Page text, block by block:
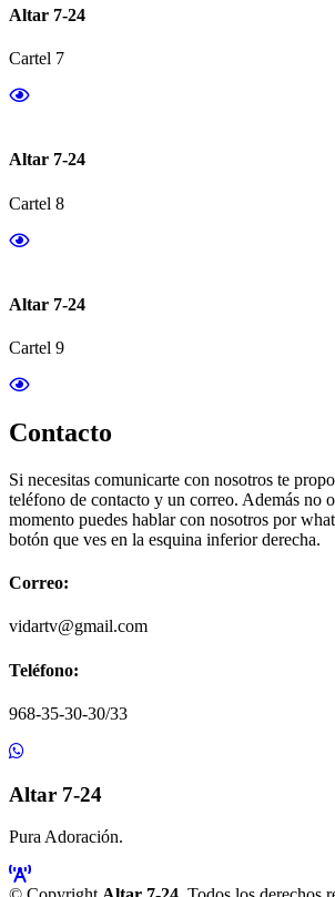
Altar 7-24
Cartel 7
Altar 7-24
Cartel 8
Altar 7-24
Cartel 9
Contacto
Si necesitas comunicarte con nosotros te
teléfono de contacto y un correo. Además no
momento puedes hablar con nosotros por
botón que ves en la esquina inferior derecha.
Correo:
vidartv@gmail.com
Teléfono:
968-35-30-30/33
Altar 7-24
Pura Adoración.